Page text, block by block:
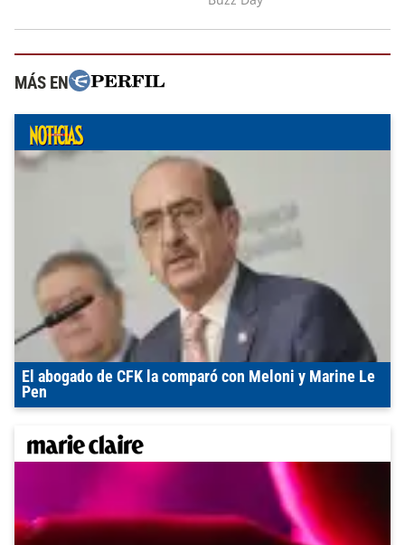
MÁS EN
El abogado de CFK la comparó con Meloni y Marine Le
Pen